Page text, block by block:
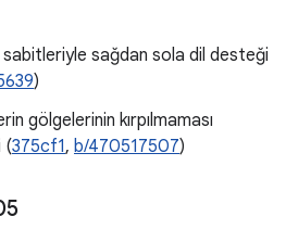
sağdan sola dil desteği
)
gölgelerinin kırpılmaması
(375cf1, b/470517507)